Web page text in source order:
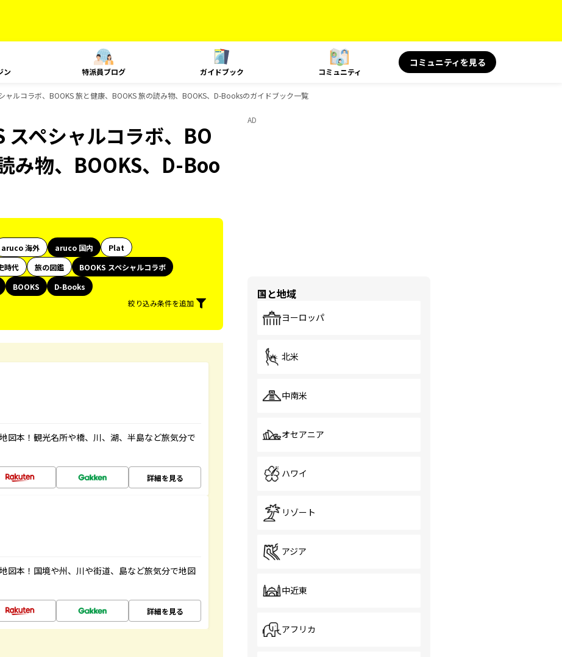
ン 特派員ブログ ガイドブック コミュニティ
コミュニティを見る
ャルコラボ、BOOKS 旅と健康、BOOKS 旅の読み物、BOOKS、D-Booksのガイドブック一覧
ペシャルコラボ、BO
み物、BOOKS、D-Boo
aruco 海外 aruco 国内
Plat
時代 旅の図鑑
BOOKS スペシャルコラボ
BOOKS
D-Books
絞り込み条件を追加
図本！観光名所や橋、川、湖、半島など旅気分で
詳細を見る
図本！国境や州、川や街道、島など旅気分で地図
詳細を見る
AD
国と地域
ヨーロッパ
北米
中南米
オセアニア
ハワイ
リゾート
アジア
中近東
アフリカ